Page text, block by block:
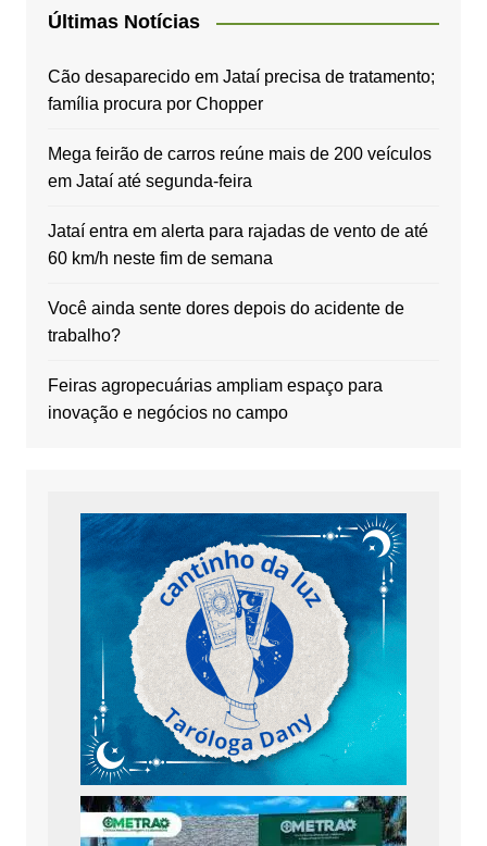
Últimas Notícias
Cão desaparecido em Jataí precisa de tratamento;
família procura por Chopper
Mega feirão de carros reúne mais de 200 veículos
em Jataí até segunda-feira
Jataí entra em alerta para rajadas de vento de até
60 km/h neste fim de semana
Você ainda sente dores depois do acidente de
trabalho?
Feiras agropecuárias ampliam espaço para
inovação e negócios no campo